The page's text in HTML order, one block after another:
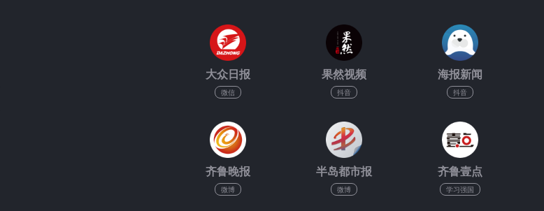
大众日报
微信
果然视频
抖音
海报新闻
抖音
齐鲁晚报
微博
半岛都市报
微博
齐鲁壹点
学习强国